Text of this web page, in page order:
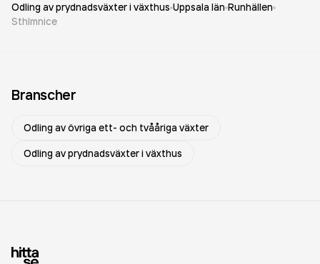
Odling av prydnadsväxter i växthus Uppsala län Runhällen
Sthlmnice
Branscher
Odling av övriga ett- och tvååriga växter
Odling av prydnadsväxter i växthus